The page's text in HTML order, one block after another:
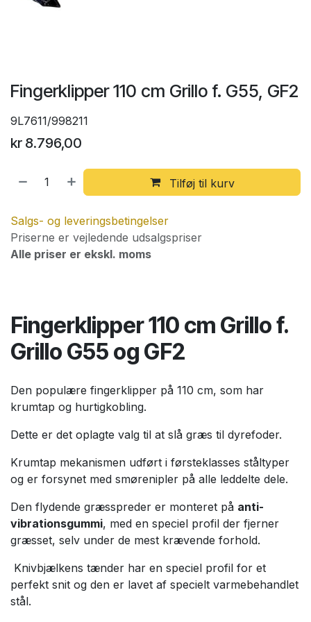
Fingerklipper 110 cm Grillo f. G55, GF2
9L7611/998211
kr 8.796,00
Tilføj til kurv
Salgs- og leveringsbetingelser
Priserne er vejledende udsalgspriser
Alle priser er ekskl. moms
Fingerklipper 110 cm Grillo f.
Grillo G55 og GF2
Den populære fingerklipper på 110 cm, som har
krumtap og hurtigkobling.
Dette er det oplagte valg til at slå græs til dyrefoder.
Krumtap mekanismen udført i førsteklasses ståltyper
og er forsynet med smørenipler på alle leddelte dele.
Den flydende græsspreder er monteret på anti-
vibrationsgummi, med en speciel profil der fjerner
græsset, selv under de mest krævende forhold.
Knivbjælkens tænder har en speciel profil for et
perfekt snit og den er lavet af specielt varmebehandlet
stål.